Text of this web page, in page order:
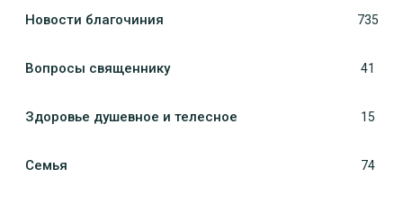
Новости благочиния 735
Вопросы священнику 41
Здоровье душевное и телесное 15
Семья 74